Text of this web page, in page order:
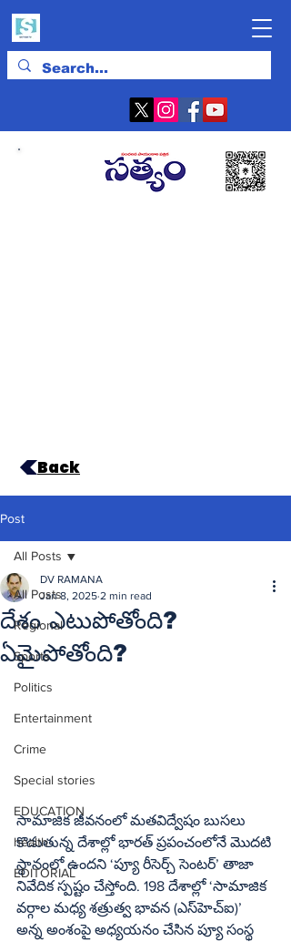
Back
Post
All Posts
Regional
Sports
Politics
Entertainment
Crime
Special stories
EDUCATION
health
EDITORIAL
All Posts
దేశం ఎటుపోతోంది?
ఏమైపోతోంది?
DV RAMANA
Jan 8, 2025 2 min read
సామాజిక జీవనంలో మతవిద్వేషం బుసలు
కొడుతున్న దేశాల్లో భారత్‌ ప్రపంచంలోనే మొదటి
స్థానంలో ఉందని ‘ప్యూ రీసెర్చ్‌ సెంటర్‌’ తాజా
నివేదిక స్పష్టం చేస్తోంది. 198 దేశాల్లో ‘సామాజిక
వర్గాల మధ్య శత్రుత్వ భావన (ఎస్‌హెచ్‌ఐ)’
అన్న అంశంపై అధ్యయనం చేసిన ప్యూ సంస్థ